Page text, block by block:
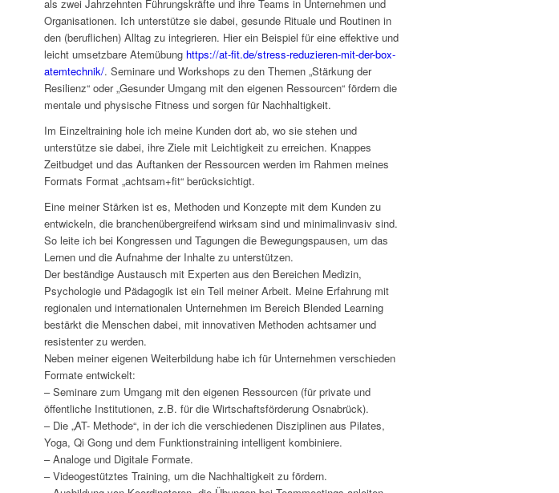
als zwei Jahrzehnten Führungskräfte und ihre Teams in Unternehmen und
Organisationen. Ich unterstütze sie dabei, gesunde Rituale und Routinen in
den (beruflichen) Alltag zu integrieren. Hier ein Beispiel für eine effektive und
leicht umsetzbare Atemübung https://at-fit.de/stress-reduzieren-mit-der-box-
atemtechnik/. Seminare und Workshops zu den Themen „Stärkung der
Resilienz“ oder „Gesunder Umgang mit den eigenen Ressourcen“ fördern die
mentale und physische Fitness und sorgen für Nachhaltigkeit.
Im Einzeltraining hole ich meine Kunden dort ab, wo sie stehen und
unterstütze sie dabei, ihre Ziele mit Leichtigkeit zu erreichen. Knappes
Zeitbudget und das Auftanken der Ressourcen werden im Rahmen meines
Formats Format „achtsam+fit“ berücksichtigt.
Eine meiner Stärken ist es, Methoden und Konzepte mit dem Kunden zu
entwickeln, die branchenübergreifend wirksam sind und minimalinvasiv sind.
So leite ich bei Kongressen und Tagungen die Bewegungspausen, um das
Lernen und die Aufnahme der Inhalte zu unterstützen.
Der beständige Austausch mit Experten aus den Bereichen Medizin,
Psychologie und Pädagogik ist ein Teil meiner Arbeit. Meine Erfahrung mit
regionalen und internationalen Unternehmen im Bereich Blended Learning
bestärkt die Menschen dabei, mit innovativen Methoden achtsamer und
resistenter zu werden.
Neben meiner eigenen Weiterbildung habe ich für Unternehmen verschieden
Formate entwickelt:
– Seminare zum Umgang mit den eigenen Ressourcen (für private und
öffentliche Institutionen, z.B. für die Wirtschaftsförderung Osnabrück).
– Die „AT- Methode“, in der ich die verschiedenen Disziplinen aus Pilates,
Yoga, Qi Gong und dem Funktionstraining intelligent kombiniere.
– Analoge und Digitale Formate.
– Videogestütztes Training, um die Nachhaltigkeit zu fördern.